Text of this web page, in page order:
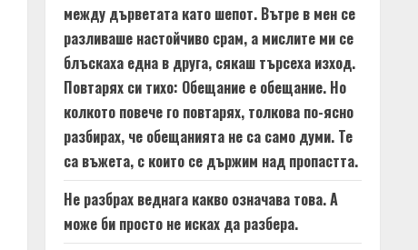
между дърветата като шепот. Вътре в мен се
разливаше настойчиво срам, а мислите ми се
блъскаха една в друга, сякаш търсеха изход.
Повтарях си тихо: Обещание е обещание. Но
колкото повече го повтарях, толкова по-ясно
разбирах, че обещанията не са само думи. Те
са въжета, с които се държим над пропастта.
Не разбрах веднага какво означава това. А
може би просто не исках да разбера.